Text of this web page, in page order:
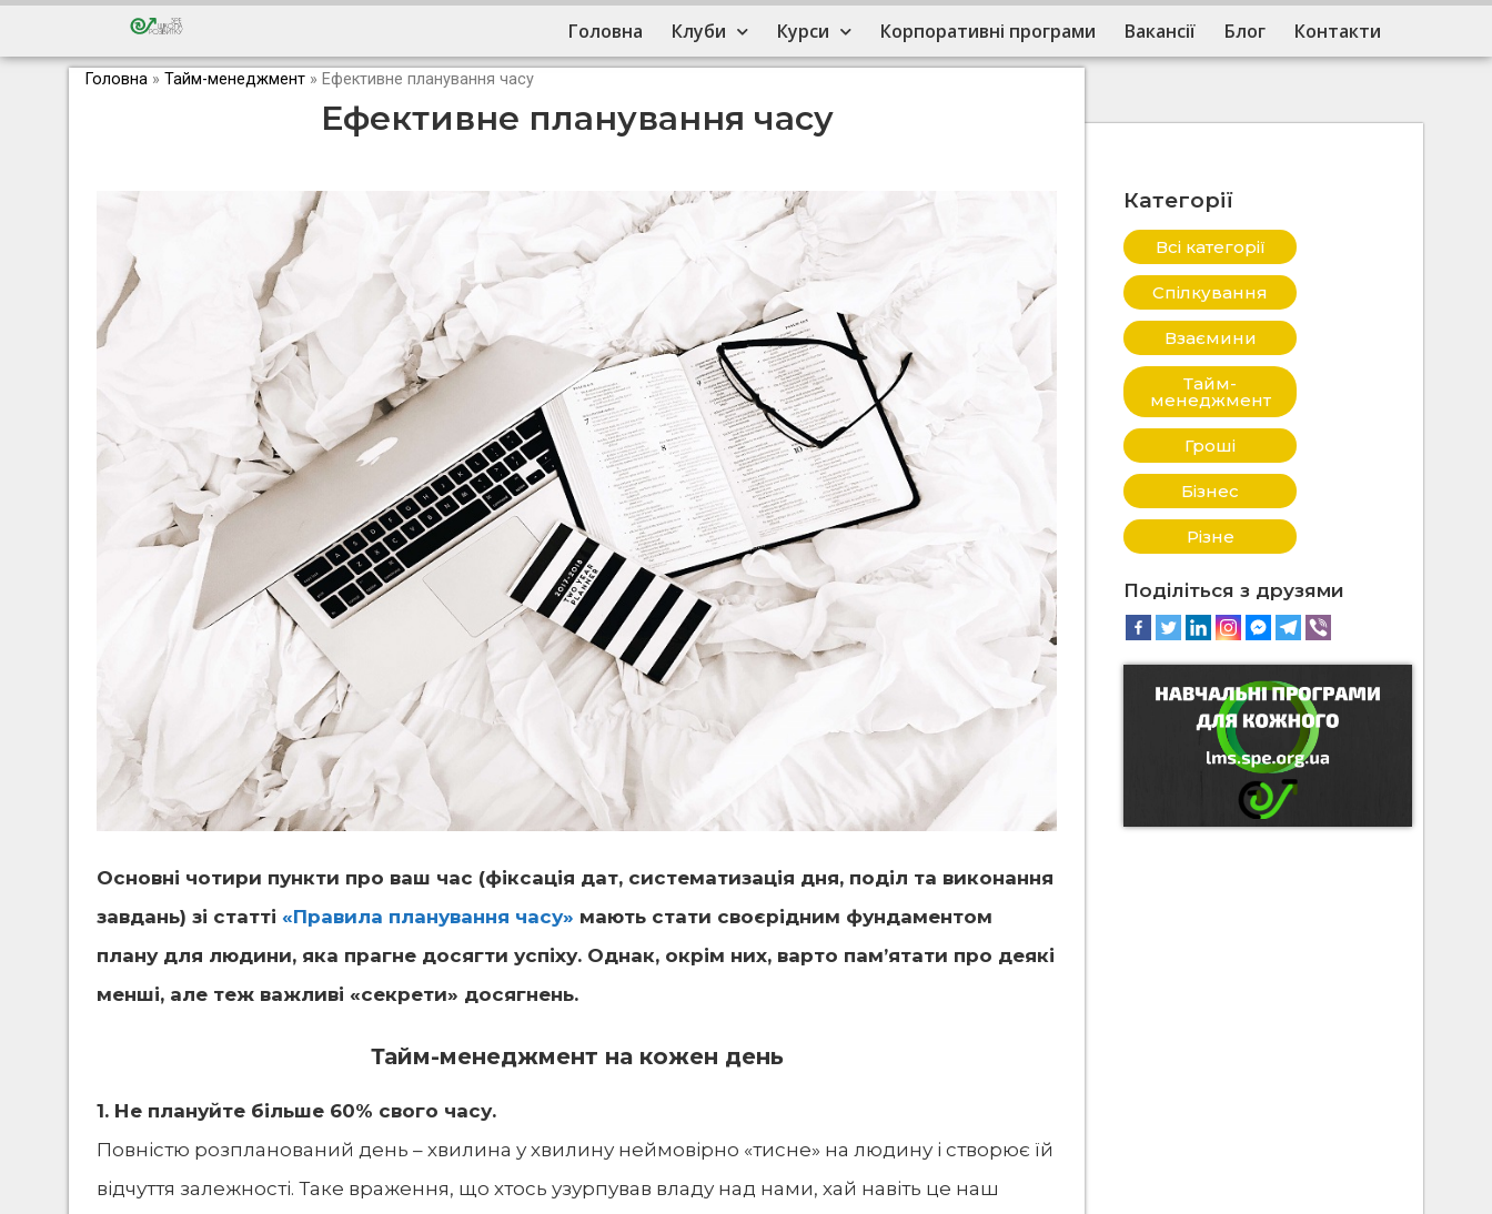
Головна Клуби Курси Корпоративні програми Вакансії Блог Контакти
Головна » Тайм-менеджмент » Ефективне планування часу
Ефективне планування часу
Основні чотири пункти про ваш час (фіксація дат, систематизація дня, поділ та виконання
завдань) зі статті «Правила планування часу» мають стати своєрідним фундаментом
плану для людини, яка прагне досягти успіху. Однак, окрім них, варто пам’ятати про деякі
менші, але теж важливі «секрети» досягнень.
Тайм-менеджмент на кожен день
1. Не плануйте більше 60% свого часу.
Повністю розпланований день – хвилина у хвилину неймовірно «тисне» на людину і створює їй
відчуття залежності. Таке враження, що хтось узурпував владу над нами, хай навіть це наш
Категорії
Всі категорії
Спілкування
Взаємини
Тайм-
менеджмент
Гроші
Бізнес
Різне
Поділіться з друзями